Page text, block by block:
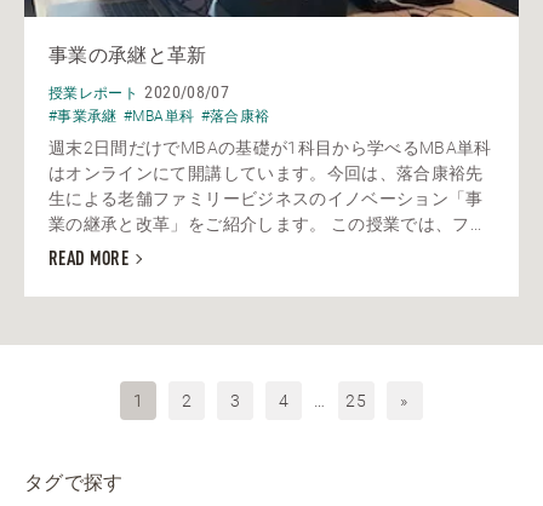
事業の承継と革新
授業レポート 2020/08/07
#事業承継 #MBA単科 #落合康裕
週末2日間だけでMBAの基礎が1科目から学べるMBA単科
はオンラインにて開講しています。今回は、落合康裕先
生による老舗ファミリービジネスのイノベーション「事
業の継承と改革」をご紹介します。 この授業では、フ...
READ MORE
1 2 3 4 25 »
タグで探す